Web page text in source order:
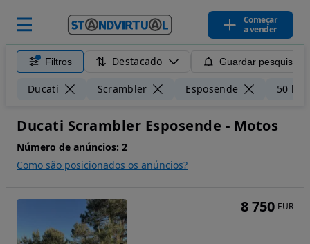
Começar
a vender
Filtros Destacado Guardar pesquisa
Ducati Scrambler Esposende 50 km
Ducati Scrambler Esposende - Motos
Número de anúncios: 2
Como são posicionados os anúncios?
8 750 EUR